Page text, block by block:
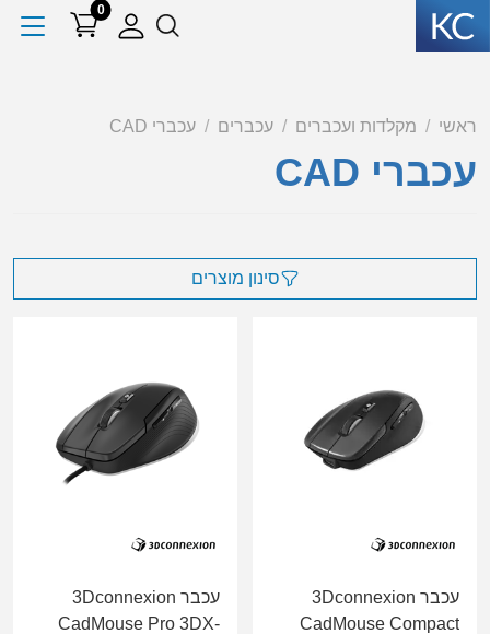
0
ראשי מקלדות ועכברים עכברים עכברי CAD
עכברי CAD
סינון מוצרים
עכבר 3Dconnexion
CadMouse Compact
עכבר 3Dconnexion
CadMouse Pro 3DX-